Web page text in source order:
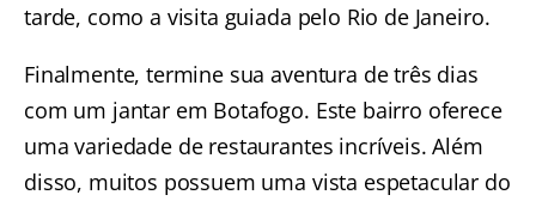
tarde, como a visita guiada pelo Rio de Janeiro.
Finalmente, termine sua aventura de três dias
com um jantar em Botafogo. Este bairro oferece
uma variedade de restaurantes incríveis. Além
disso, muitos possuem uma vista espetacular do